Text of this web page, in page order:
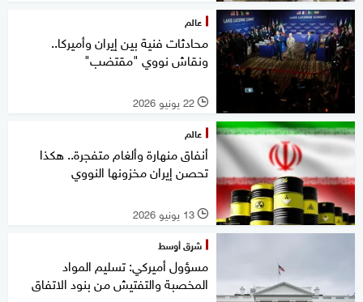
عالم
محادثات فنية بين إيران وأميركا..
ونقاش نووي "مقتضب"
l 22 يونيو 2026
عالم
أنفاق منهارة وألغام متفجرة.. هكذا
تحصن إيران مخزونها النووي
l 13 يونيو 2026
شرق أوسط
مسؤول أميركي: تسليم المواد
المخصبة والتفتيش من بنود الاتفاق